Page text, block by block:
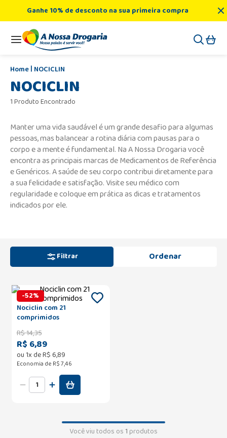
Ganhe 10% de desconto na sua primeira compra
NOCICLIN
NOCICLIN
1 Produto Encontrado
Manter uma vida saudável é um grande desafio para algumas
pessoas, mas balancear a rotina diária com pausas para o
corpo e a mente é fundamental. Na A Nossa Drogaria você
encontra as principais marcas de Medicamentos de Referência
e Genéricos. A saúde de seu corpo contribui diretamente para
a sua felicidade e satisfação. Visite seu médico com
regularidade e coloque em prática as dicas e tratamentos
indicados por ele.
Filtrar
-52%
Nociclin com 21
comprimidos
R$14,35
R$ 6,89
ou1x deR$6,89
Economia de R$ 7,46
Você viu todos os1produtos